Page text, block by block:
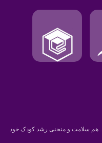
هم سلامت و منحنی رشد کودک خود